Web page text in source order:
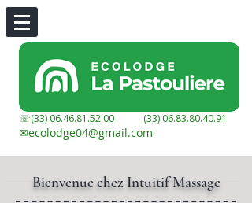
☏(33) 06.46.81.52.00 (33) 06.83.80.40.91
✉︎ecolodge04@gmail.com
Bienvenue chez Intuitif Massage